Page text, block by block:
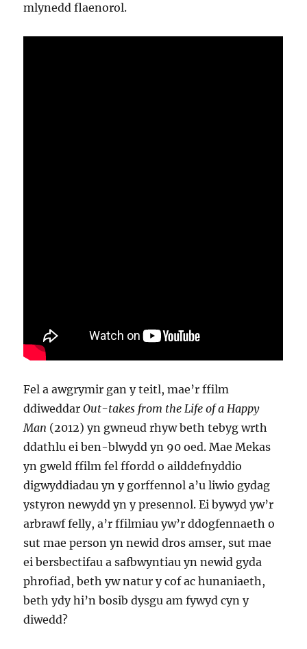
mlynedd flaenorol.
Fel a awgrymir gan y teitl, mae’r ffilm
ddiweddarOut-takes from the Life of a Happy
Man (2012) yn gwneud rhyw beth tebyg wrth
ddathlu ei ben-blwydd yn 90 oed. Mae Mekas
yn gweld ffilm fel ffordd o ailddefnyddio
digwyddiadau yn y gorffennol a’u liwio gydag
ystyron newydd yn y presennol. Ei bywyd yw’r
arbrawf felly, a’r ffilmiau yw’r ddogfennaeth o
sut mae person yn newid dros amser, sut mae
ei bersbectifau a safbwyntiau yn newid gyda
phrofiad, beth yw natur y cof ac hunaniaeth,
beth ydy hi’n bosib dysgu am fywyd cyn y
diwedd?